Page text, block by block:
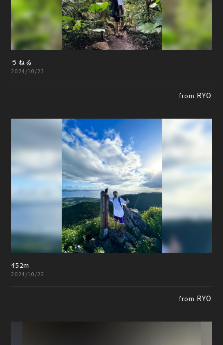
うねる
2024/10/23
from RYO
452m
2024/10/22
from RYO